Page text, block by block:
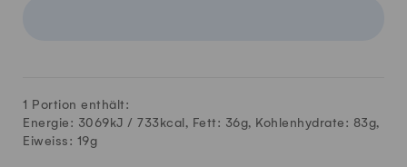
1 Portion enthält:
Energie: 3069kJ / 733 kcal, Fett: 36g, Kohlenhydrate: 83g,
Eiweiss: 19g